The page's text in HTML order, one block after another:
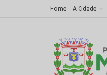
Home A Cidade